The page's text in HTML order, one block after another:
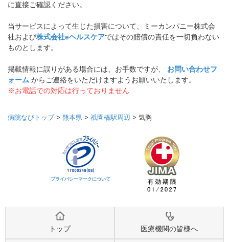
に直接ご確認ください。
当サービスによって生じた損害について、ミーカンパニー株式会
社および株式会社eヘルスケアではその賠償の責任を一切負わない
ものとします。
掲載情報に誤りがある場合には、お手数ですが、 お問い合わせフ
ォーム からご連絡をいただけますようお願いいたします。
※お電話での対応は行っておりません
病院なびトップ> 熊本県 > 祇園橋駅周辺 > 気胸
プライバシーマークについて
トップ 医療機関の皆様へ